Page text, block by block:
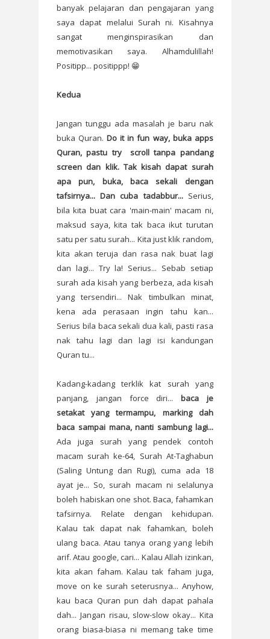
banyak pelajaran dan pengajaran yang
saya dapat melalui Surah ni. Kisahnya
sangat menginspirasikan dan
memotivasikan saya. Alhamdulillah!
Positipp... positippp! 😁
Kedua
Jangan tunggu ada masalah je baru nak
buka Quran.Do it in fun way, buka apps
Quran, pastu try scroll tanpa pandang
screen dan klik. Tak kisah dapat surah
apa pun, buka, baca sekali dengan
tafsirnya... Dan cuba tadabbur... Serius,
bila kita buat cara 'main-main' macam ni,
maksud saya, kita tak baca ikut turutan
satu per satu surah... Kita just klik random,
kita akan teruja dan rasa nak buat lagi
dan lagi... Try la! Serius... Sebab setiap
surah ada kisah yang berbeza, ada kisah
yang tersendiri... Nak timbulkan minat,
kena ada perasaan ingin tahu kan...
Serius bila baca sekali dua kali, pasti rasa
nak tahu lagi dan lagi isi kandungan
Quran tu...
Kadang-kadang terklik kat surah yang
panjang, jangan force diri...baca je
setakat yang termampu, marking dah
baca sampai mana, nanti sambung lagi...
Ada juga surah yang pendek contoh
macam surah ke-64, Surah At-Taghabun
(Saling Untung dan Rugi), cuma ada 18
ayat je... So, surah macam ni selalunya
boleh habiskan one shot. Baca, fahamkan
tafsirnya. Relate dengan kehidupan.
Kalau tak dapat nak fahamkan, boleh
ulang baca. Atau tanya orang yang lebih
arif. Atau google, cari... Kalau Allah izinkan,
kita akan faham. Kalau tak faham juga,
move on ke surah seterusnya... Anyhow,
kau baca Quran pun dah dapat pahala
dah... Jangan risau, slow-slow okay... Kita
orang biasa-biasa ni memang take time